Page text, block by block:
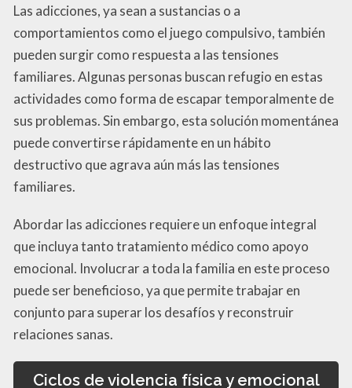
Las adicciones, ya sean a sustancias o a
comportamientos como el juego compulsivo, también
pueden surgir como respuesta a las tensiones
familiares. Algunas personas buscan refugio en estas
actividades como forma de escapar temporalmente de
sus problemas. Sin embargo, esta solución momentánea
puede convertirse rápidamente en un hábito
destructivo que agrava aún más las tensiones
familiares.
Abordar las adicciones requiere un enfoque integral
que incluya tanto tratamiento médico como apoyo
emocional. Involucrar a toda la familia en este proceso
puede ser beneficioso, ya que permite trabajar en
conjunto para superar los desafíos y reconstruir
relaciones sanas.
Ciclos de violencia física y emocional